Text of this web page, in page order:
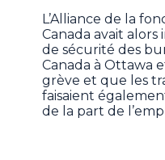
L’Alliance de la
Canada avait
de sécurité des
Canada à Ottawa
grève et que les
faisaient
de la part de